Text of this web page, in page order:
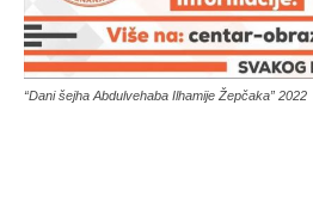
“Dani šejha Abdulvehaba Ilhamije Žepčaka” 2022